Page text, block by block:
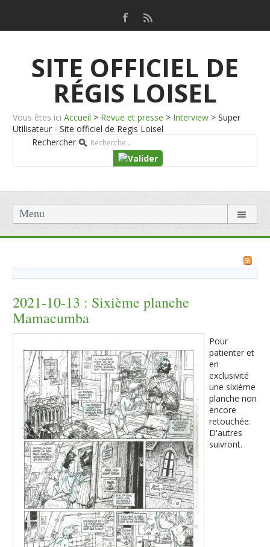
SITE OFFICIEL DE
RÉGIS LOISEL
Vous êtes ici Accueil > Revue et presse > Interview > Super
Utilisateur - Site officiel de Regis Loisel
Rechercher
Menu
2021-10-13 : Sixième planche
Mamacumba
Pour
patienter et
en
exclusivité
une sixième
planche non
encore
retouchée.
D'autres
suivront.